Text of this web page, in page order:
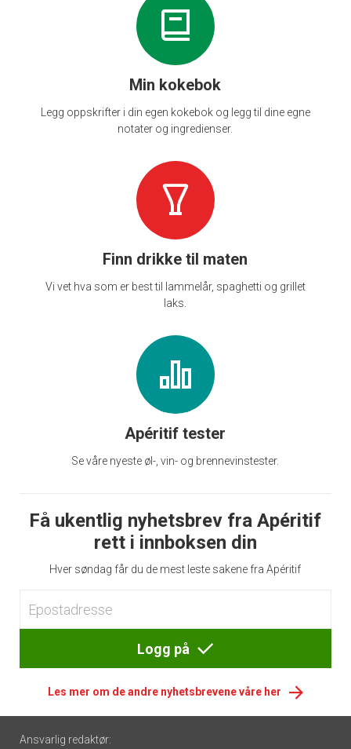
Min kokebok
Legg oppskrifter i din egen kokebok og legg til dine egne
notater og ingredienser.
Finn drikke til maten
Vi vet hva som er best til lammelår, spaghetti og grillet
laks.
Apéritif tester
Se våre nyeste øl-, vin- og brennevinstester.
Få ukentlig nyhetsbrev fra Apéritif
rett i innboksen din
Hver søndag får du de mest leste sakene fra Apéritif
Logg på
Les mer om de andre nyhetsbrevene våre her
Footer
Ansvarlig redaktør: